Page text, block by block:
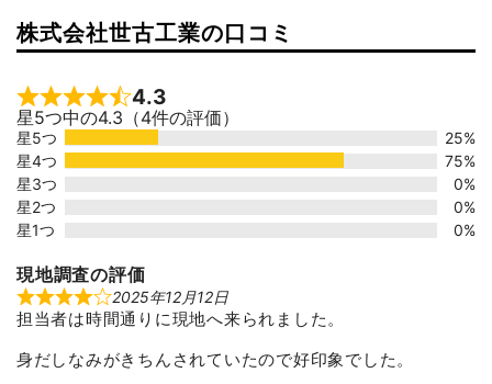
株式会社世古工業の口コミ
Rated 4.3 out of 5
4.3
星5つ中の4.3（4件の評価）
星5つ
25%
星4つ
75%
星3つ
0%
星2つ
0%
星1つ
0%
現地調査の評価
R
a
d
2025年12月12日
担当者は時間通りに現地へ来られました。
身だしなみがきちんされていたので好印象でした。